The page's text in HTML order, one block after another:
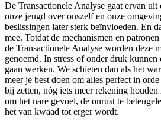
De Transactionele Analyse gaat ervan uit
onze jeugd over onszelf en onze
beslissingen later sterk beïnvloeden. En
mee. Totdat de mechanismen en
de Transactionele Analyse worden deze
genoemd. In stress of onder druk kunnen
gaan werken. We schieten dan als het
meer je best doen om alles perfect in
bij zetten, nóg iets meer rekening
om het nare gevoel, de onrust te
het van kwaad tot erger wordt.